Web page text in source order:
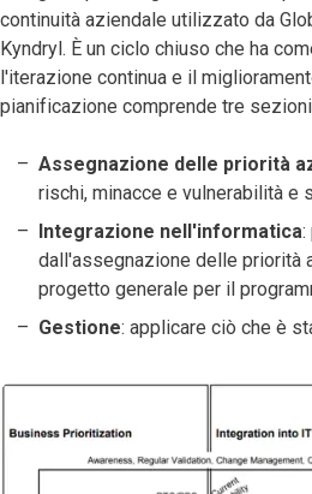
continuità aziendale utilizzato da
Kyndryl. È un ciclo chiuso che ha
l'iterazione continua e il
pianificazione comprende tre
Assegnazione delle priorità
rischi, minacce e vulnerabilità e
Integrazione nell'informatica:
dall'assegnazione delle priorità
progetto generale per il
Gestione: applicare ciò che è